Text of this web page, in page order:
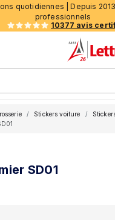
quotidiennes | Depuis
professionnels
10377 avis
de navigation
Stickers voiture
SD01